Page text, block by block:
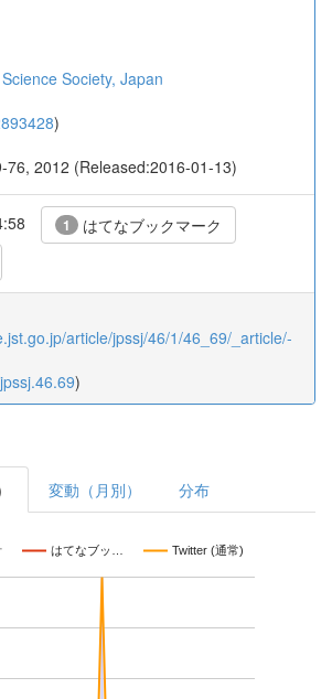
Society, Japan
)
76, 2012 (Released:2016-01-13)
1 はてなブックマーク
article/jpssj/46/1/46_69/_article/-
)
変動（月別） 分布
はてなブッ… Twitter (通常)